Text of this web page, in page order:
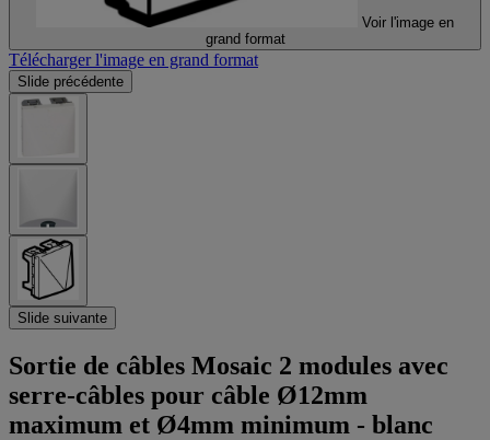
Voir l'image en
grand format
Télécharger l'image en grand format
Slide précédente
Slide suivante
Sortie de câbles Mosaic 2 modules avec
serre-câbles pour câble Ø12mm
maximum et Ø4mm minimum - blanc